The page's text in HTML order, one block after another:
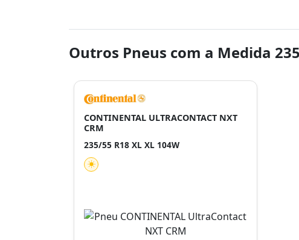
Outros Pneus com a Medida
CONTINENTAL ULTRACONTACT NXT
CRM
235/55 R18 XL XL 104W